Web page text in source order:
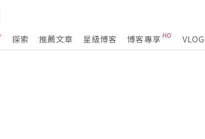
探索
推薦文章 星級博客 博客專享 VLOG